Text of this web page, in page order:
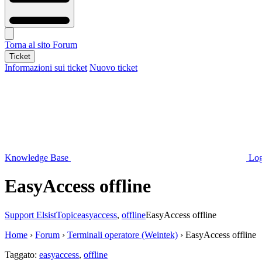
Torna al sito Forum
Ticket
Informazioni sui ticket Nuovo ticket
Knowledge Base
EasyAccess offline
Support ElsistTopiceasyaccess, offlineEasyAccess offline
Home › Forum › Terminali operatore (Weintek) › EasyAccess offline
Taggato: easyaccess, offline